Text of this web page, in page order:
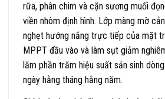
rữa, phân chim và cặn sương muối
viền nhôm định hình. Lớp màng mờ
nghẹt hướng nắng trực tiếp của mặt
MPPT đầu vào và làm sụt giảm
lăm phần trăm hiệu suất sản sinh
ngày hằng tháng hằng năm.